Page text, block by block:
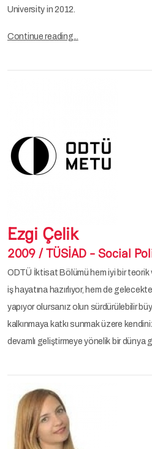
University in 2012.
Continue reading...
Ezgi Çelik
2009 / TÜSİAD - Social
ODTÜ İktisat Bölümü hem iyi bir
iş hayatına hazırlıyor, hem de
yapıyor olursanız olun sürdürülebilir
kalkınmaya katkı sunmak üzere
devamlı geliştirmeye yönelik bir dünya